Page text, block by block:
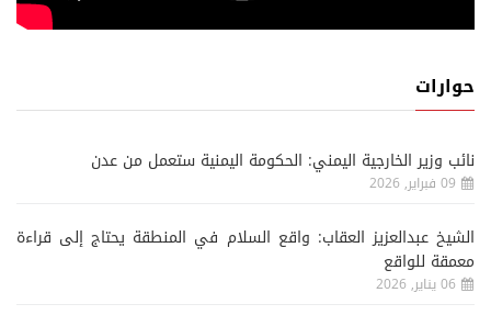
حوارات
نائب وزير الخارجية اليمني: الحكومة اليمنية ستعمل من عدن
09 فبراير, 2026
الشيخ عبدالعزيز العقاب: واقع السلام في المنطقة يحتاج إلى قراءة
معمقة للواقع
06 يناير, 2026